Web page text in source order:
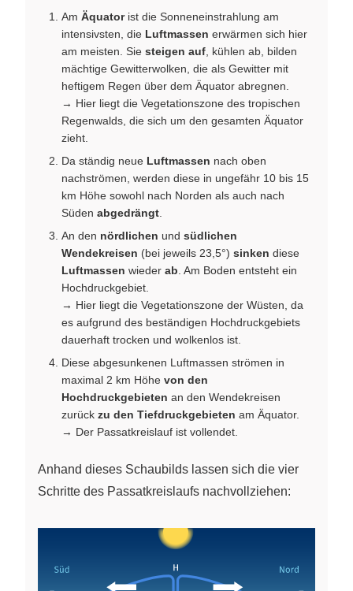
Am Äquatorist die Sonneneinstrahlung am
intensivsten, die Luftmassen erwärmen sich hier
am meisten. Sie steigen auf , kühlen ab, bilden
mächtige Gewitterwolken, die als Gewitter mit
heftigem Regen über dem Äquator abregnen.
→ Hier liegt die Vegetationszone des tropischen
Regenwalds, die sich um den gesamten Äquator
zieht.
Da ständig neue Luftmassen nach oben
nachströmen, werden diese in ungefähr 10 bis 15
km Höhe sowohl nach Norden als auch nach
Süden abgedrängt
An den nördlichen und südlichen
Wendekreisen (bei jeweils 23,5°) sinken diese
Luftmassen wieder ab . Am Boden entsteht ein
Hochdruckgebiet.
→ Hier liegt die Vegetationszone der Wüsten, da
es aufgrund des beständigen Hochdruckgebiets
dauerhaft trocken und wolkenlos ist.
Diese abgesunkenen Luftmassen strömen in
maximal 2 km Höhe von den
Hochdruckgebieten an den Wendekreisen
zurück zu den Tiefdruckgebieten am Äquator.
→ Der Passatkreislauf ist vollendet.
Anhand dieses Schaubilds lassen sich die vier
Schritte des Passatkreislaufs nachvollziehen: